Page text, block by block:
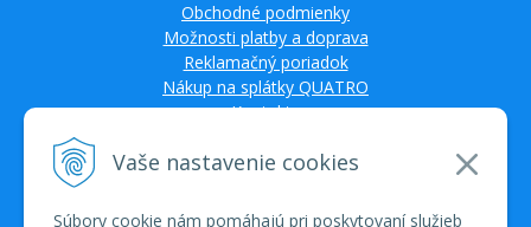
Vaše nastavenie cookies
Súbory cookie nám pomáhajú pri poskytovaní služieb
Obchodné podmienky
Možnosti platby a doprava
Reklamačný poriadok
Nákup na splátky QUATRO
Kontakty